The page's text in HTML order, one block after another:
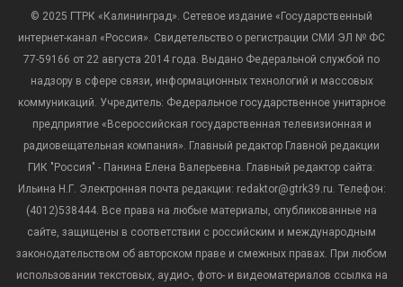
© 2025 ГТРК «Калининград». Сетевое издание «Государственный
интернет-канал «Россия». Свидетельство о регистрации СМИ ЭЛ № ФС
77-59166 от 22 августа 2014 года. Выдано Федеральной службой по
надзору в сфере связи, информационных технологий и массовых
коммуникаций. Учредитель: Федеральное государственное унитарное
предприятие «Всероссийская государственная телевизионная и
радиовещательная компания». Главный редактор Главной редакции
ГИК "Россия" - Панина Елена Валерьевна. Главный редактор сайта:
Ильина Н.Г. Электронная почта редакции: redaktor@gtrk39.ru. Телефон:
(4012)538444. Все права на любые материалы, опубликованные на
сайте, защищены в соответствии с российским и международным
законодательством об авторском праве и смежных правах. При любом
использовании текстовых, аудио-, фото- и видеоматериалов ссылка на